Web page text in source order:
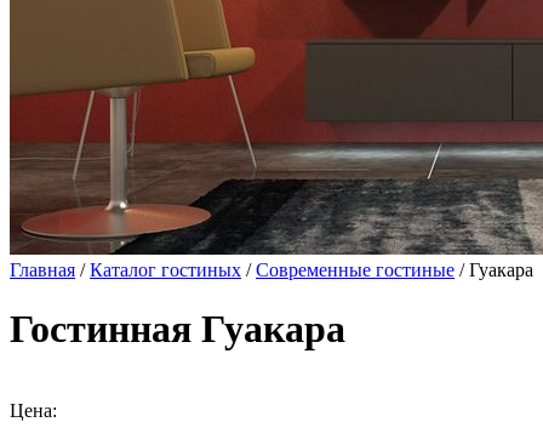
Главная /Каталог гостиных /Современные гостиные / Гуакара
Гостинная Гуакара
Цена: